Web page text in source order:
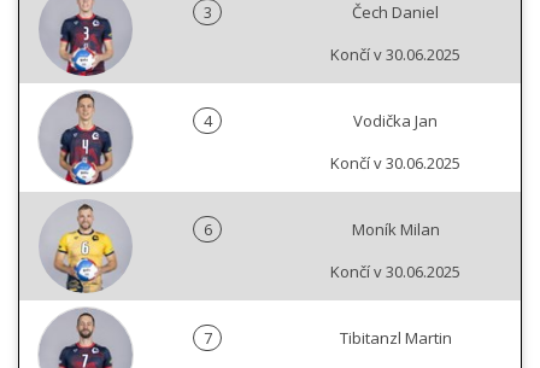
3
Čech Daniel
Končí v 30.06.2025
4
Vodička Jan
Končí v 30.06.2025
6
Moník Milan
Končí v 30.06.2025
7
Tibitanzl Martin